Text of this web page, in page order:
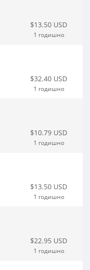
$13.50 USD
1 годишно
$32.40 USD
1 годишно
$10.79 USD
1 годишно
$13.50 USD
1 годишно
$22.95 USD
1 годишно